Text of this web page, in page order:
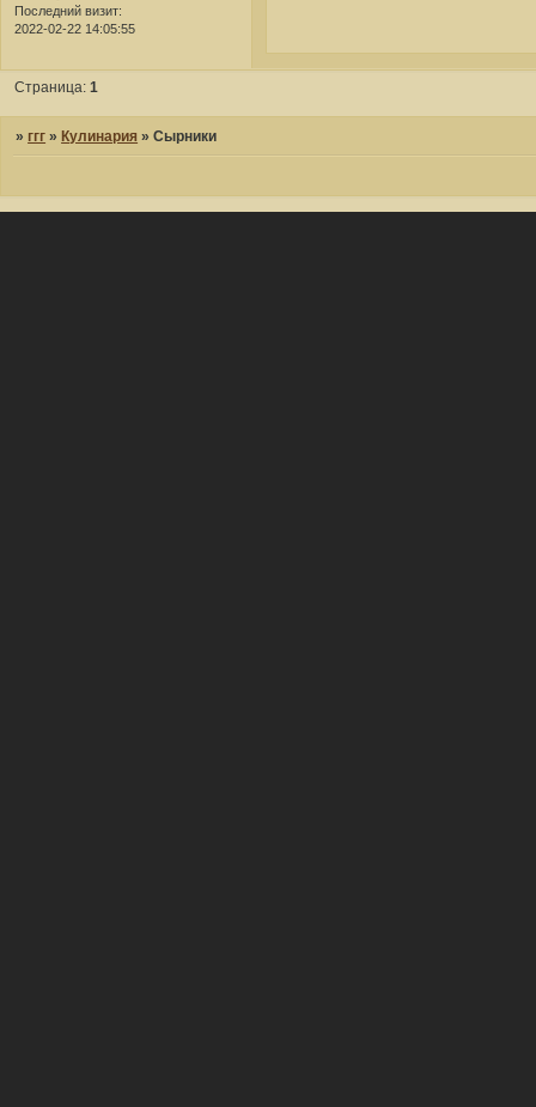
Последний визит:
2022-02-22 14:05:55
Страница:1
» ггг » Кулинария »Сырники